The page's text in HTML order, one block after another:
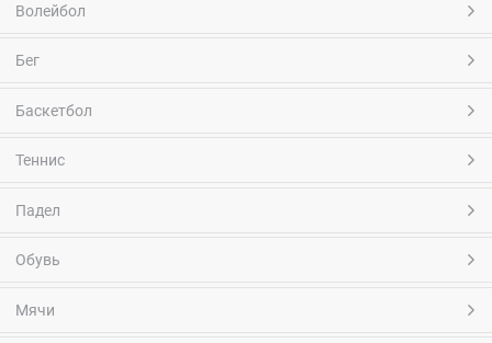
Волейбол
Бег
Баскетбол
Теннис
Падел
Обувь
Мячи